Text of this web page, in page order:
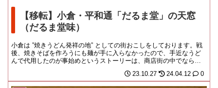
【移転】小倉・平和通「だるま堂」の天窓
（だるま堂味）
小倉は ”焼きうどん発祥の地” としての街おこしをしております。戦
後、焼きそばを作ろうにも麺が手に入らなかったので、手近なうど
んで代用したのが事始めというストーリーは、商店街の中でならと
23.10.27 24.04.12 0